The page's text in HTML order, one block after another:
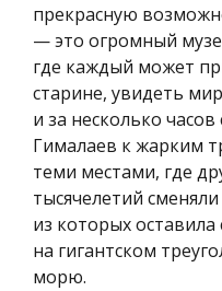
прекрасную
— это огромный
где каждый может
старине, увидеть
и за несколько
Гималаев к жарким
теми местами, где
тысячелетий
из которых
на гигантском
морю.